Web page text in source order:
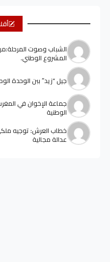
الشباب وصوت
المشروع الوطني.
جيل “زيد” ببن الوحدة
جماعة الإخوان في
الوطنية
خطاب العرش: توجيه
عدالة مجالية